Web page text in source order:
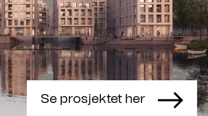
Se prosjektet her